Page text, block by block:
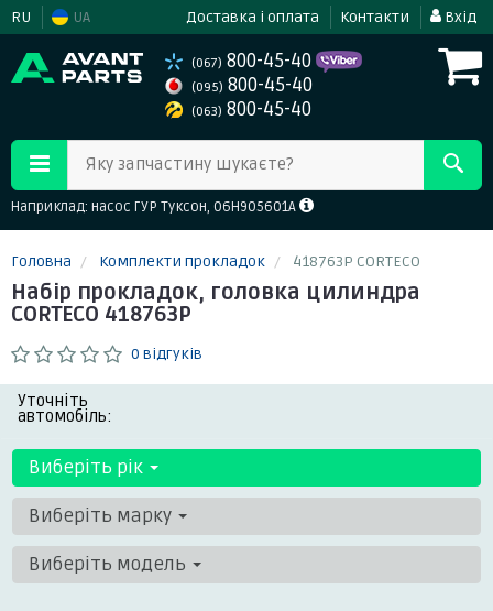
RU UA Доставка і оплата Контакти Вхід
(067) 800-45-40
(095) 800-45-40
(063) 800-45-40
Яку запчастину шукаєте?
Наприклад: насос ГУР Туксон, 06H905601A
Головна Комплекти прокладок 418763P CORTECO
Набір прокладок, головка цилиндра
CORTECO 418763P
0 відгуків
Уточніть
автомобіль:
Виберіть рік
Виберіть марку
Виберіть модель